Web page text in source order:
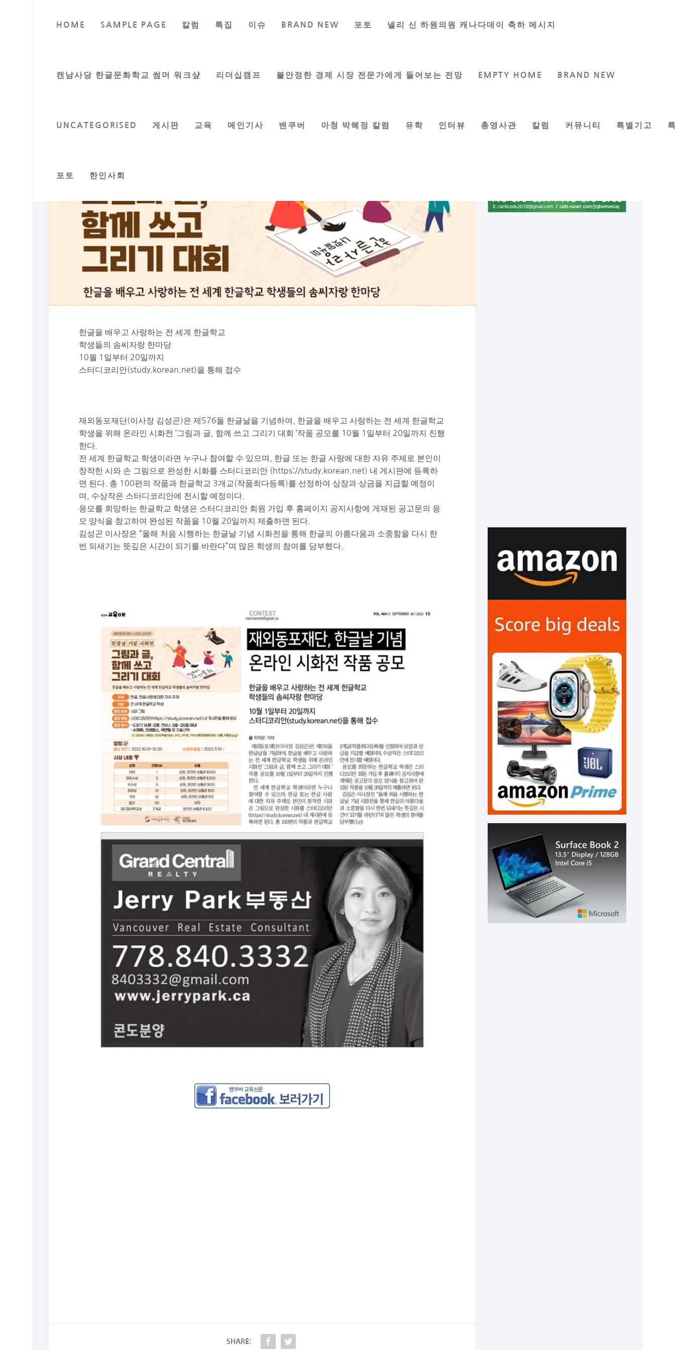
HOME SAMPLE PAGE 칼럼 특집 이슈 BRAND NEW 포토 넬리 신 하원의원 캐나다데이 축하 메시지
캔남사당 한글문화학교 썸머 워크샾 리더십캠프 불안정한 경제 시장 전문가에게 들어보는 전망 EMPTY HOME BRAND NEW
UNCATEGORISED 게시판 교육 메인기사 밴쿠버 아청 박혜정 칼럼 유학 인터뷰 총영사관 칼럼 커뮤니티 특별기고
포토 한인사회
Posted by이지은 기자 Sep 29, 2022 |교육
한글을 배우고 사랑하는 전 세계 한글학교
학생들의 솜씨자랑 한마당
10월 1일부터 20일까지
스터디코리안(study.korean.net)을 통해 접수
재외동포재단(이사장 김성곤)은 제576돌 한글날을 기념하여, 한글을 배우고 사랑하는 전 세계 한글학교
학생을 위해 온라인 시화전 ‘그림과 글, 함께 쓰고 그리기 대회 ‘작품 공모를 10월 1일부터 20일까지 진행
한다.
전 세계 한글학교 학생이라면 누구나 참여할 수 있으며, 한글 또는 한글 사랑에 대한 자유 주제로 본인이
창작한 시와 손 그림으로 완성한 시화를 스터디코리안 (https://study.korean.net) 내 게시판에 등록하
면 된다. 총 100편의 작품과 한글학교 3개교(작품최다등록)를 선정하여 상장과 상금을 지급할 예정이
며, 수상작은 스터디코리안에 전시할 예정이다.
응모를 희망하는 한글학교 학생은 스터디코리안 회원 가입 후 홈페이지 공지사항에 게재된 공고문의 응
모 양식을 참고하여 완성된 작품을 10월 20일까지 제출하면 된다.
김성곤 이사장은 “올해 처음 시행하는 한글날 기념 시화전을 통해 한글의 아름다움과 소중함을 다시 한
번 되새기는 뜻깊은 시간이 되기를 바란다”며 많은 학생의 참여를 당부했다.
SHARE: